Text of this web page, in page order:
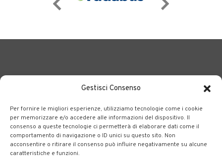
Gestisci Consenso
Per fornire le migliori esperienze, utilizziamo tecnologie come i cookie
per memorizzare e/o accedere alle informazioni del dispositivo. Il
consenso a queste tecnologie ci permetterà di elaborare dati come il
comportamento di navigazione o ID unici su questo sito. Non
acconsentire o ritirare il consenso può influire negativamente su alcune
caratteristiche e funzioni.
BERGAMO TRASPORTI portale delle tre società Consortili
dedite al trasporto pubblico locale su tutto il territorio
bergamasco.